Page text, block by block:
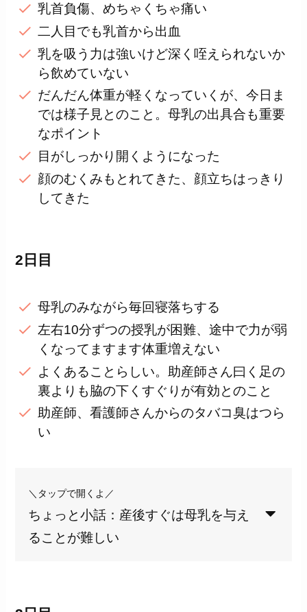
乳首負傷、めちゃくちゃ痛い
二人目でも乳首から出血
乳を吸う力は強いけど深く咥えられないか
ら飲めていない
だんだん体重が軽くなっていくが、今日ま
では様子見とのこと。母乳の出具合も重要
なポイント
目がしっかり開くようになった
顔のむくみもとれてきた、顔立ちはっきり
してきた
2日目
母乳のみながら毎回寝落ちする
左右10分ずつの授乳が困難、途中で力が弱
くなってますます体重増えない
よくあることらしい。助産師さん曰く足の
裏よりも脇の下くすぐりが有効とのこと
助産師、看護師さんからのタバコ臭はつら
い
＼タップで開くよ／
ちょっと小話：産後すぐは母乳を与え
ることが難しい